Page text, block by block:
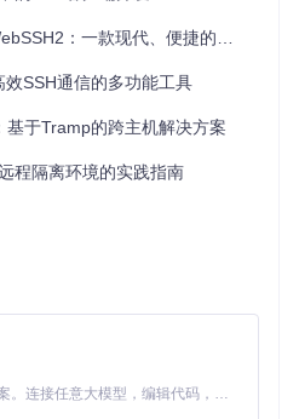
地命令。
。
能力。
管理服务器，还是寻求在多主机
lssh不仅简化了远程工作流程，
和效率，是现代IT管理和自动化
：一款现代、便捷的在线SSH客户端
SSH通信的多功能工具
基于Tramp的跨主机解决方案
程隔离环境的实践指南
Claude Code 的开源替代方案。连接任意大模型，编辑代码，运行命令，自动验证 — 全自动执行。用 Rust 构建，极致性能。 ｜ An open-source alternative to Claude Code. Connect any LLM, edit code, run commands, and verify changes — autonomously. Built in Rust for speed. Get Started